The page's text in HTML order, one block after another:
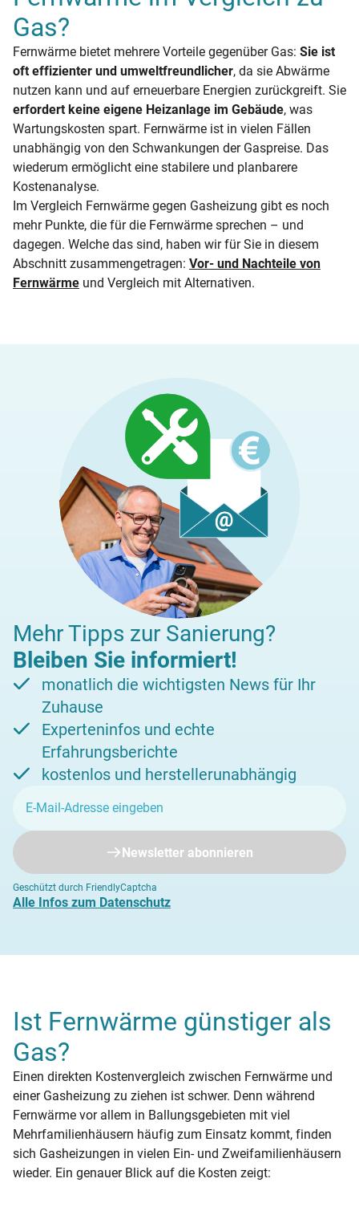
Gas?
Fernwärme bietet mehrere Vorteile gegenüber Gas: Sie ist
oft effizienter und umweltfreundlicher, da sie Abwärme
nutzen kann und auf erneuerbare Energien zurückgreift. Sie
erfordert keine eigene Heizanlage im Gebäude, was
Wartungskosten spart. Fernwärme ist in vielen Fällen
unabhängig von den Schwankungen der Gaspreise. Das
wiederum ermöglicht eine stabilere und planbarere
Kostenanalyse.
Im Vergleich Fernwärme gegen Gasheizung gibt es noch
mehr Punkte, die für die Fernwärme sprechen – und
dagegen. Welche das sind, haben wir für Sie in diesem
Abschnitt zusammengetragen: Vor- und Nachteile von
Fernwärme und Vergleich mit Alternativen.
Mehr Tipps zur Sanierung?
Bleiben Sie informiert!
monatlich die wichtigsten News für Ihr
Zuhause
Experteninfos und echte
Erfahrungsberichte
kostenlos und herstellerunabhängig
Newsletter abonnieren
Geschützt durch FriendlyCaptcha
Alle Infos zum Datenschutz
Ist Fernwärme günstiger als
Gas?
Einen direkten Kostenvergleich zwischen Fernwärme und
einer Gasheizung zu ziehen ist schwer. Denn während
Fernwärme vor allem in Ballungsgebieten mit viel
Mehrfamilienhäusern häufig zum Einsatz kommt, finden
sich Gasheizungen in vielen Ein- und Zweifamilienhäusern
wieder. Ein genauer Blick auf die Kosten zeigt: